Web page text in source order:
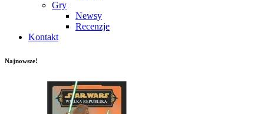
Gry
Newsy
Recenzje
Kontakt
Najnowsze!